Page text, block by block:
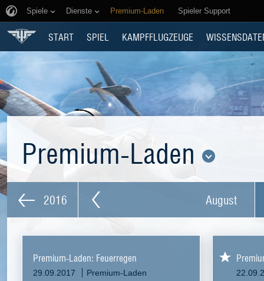
Spiele Dienste Premium-Laden Spieler Support
START SPIEL KAMPFFLUGZEUGE
Premium-Laden
2016 August
Premium-Laden: Feuerregen
29.09.2017 Premium-Laden